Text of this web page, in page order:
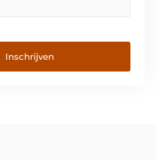
Inschrijven